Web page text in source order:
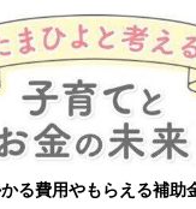
補助金・助成金をわかり